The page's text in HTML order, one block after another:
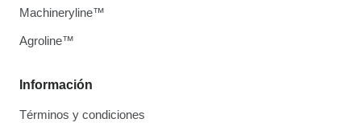
Información
Términos y condiciones
Machineryline™
Agroline™